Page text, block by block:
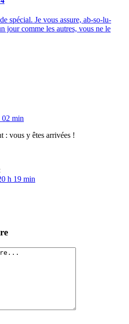
spécial. Je vous assure, ab-so-lu-
jour comme les autres, vous ne le
02 min
: vous y êtes arrivées !
h 19 min